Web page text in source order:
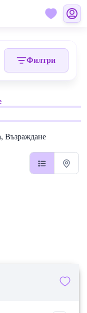
Филтри
Възраждане